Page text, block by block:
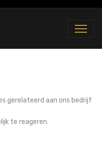
gerelateerd aan ons bedrijf
te reageren.